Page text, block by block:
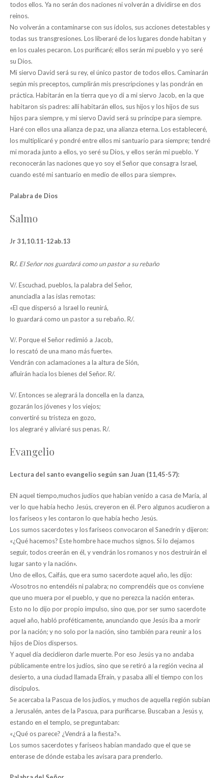
todos ellos. Ya no serán dos naciones ni volverán a dividirse en dos
reinos.
No volverán a contaminarse con sus ídolos, sus acciones detestables y
todas sus transgresiones. Los liberaré de los lugares donde habitan y
en los cuales pecaron. Los purificaré; ellos serán mi pueblo y yo seré
su Dios.
Mi siervo David será su rey, el único pastor de todos ellos. Caminarán
según mis preceptos, cumplirán mis prescripciones y las pondrán en
práctica. Habitarán en la tierra que yo di a mi siervo Jacob, en la que
habitaron sis padres: allí habitarán ellos, sus hijos y los hijos de sus
hijos para siempre, y mi siervo David será su príncipe para siempre.
Haré con ellos una alianza de paz, una alianza eterna. Los estableceré,
los multiplicaré y pondré entre ellos mi santuario para siempre; tendré
mi morada junto a ellos, yo seré su Dios, y ellos serán mi pueblo. Y
reconocerán las naciones que yo soy el Señor que consagra Israel,
cuando esté mi santuario en medio de ellos para siempre».
Palabra de Dios
Salmo
Jr 31,10.11-12ab.13
R/. El Señor nos guardará como un pastor a su rebaño
V/. Escuchad, pueblos, la palabra del Señor,
anunciadla a las islas remotas:
«El que dispersó a Israel lo reunirá,
lo guardará como un pastor a su rebaño. R/.
V/. Porque el Señor redimió a Jacob,
lo rescató de una mano más fuerte».
Vendrán con aclamaciones a la altura de Sión,
afluirán hacia los bienes del Señor. R/.
V/. Entonces se alegrará la doncella en la danza,
gozarán los jóvenes y los viejos;
convertiré su tristeza en gozo,
los alegraré y aliviaré sus penas. R/.
Evangelio
Lectura del santo evangelio según san Juan (11,45-57):
EN aquel tiempo,muchos judíos que habían venido a casa de María, al
ver lo que había hecho Jesús, creyeron en él. Pero algunos acudieron a
los fariseos y les contaron lo que había hecho Jesús.
Los sumos sacerdotes y los fariseos convocaron el Sanedrín y dijeron:
«¿Qué hacemos? Este hombre hace muchos signos. Si lo dejamos
seguir, todos creerán en él, y vendrán los romanos y nos destruirán el
lugar santo y la nación».
Uno de ellos, Caifás, que era sumo sacerdote aquel año, les dijo:
«Vosotros no entendéis ni palabra; no comprendéis que os conviene
que uno muera por el pueblo, y que no perezca la nación entera».
Esto no lo dijo por propio impulso, sino que, por ser sumo sacerdote
aquel año, habló proféticamente, anunciando que Jesús iba a morir
por la nación; y no solo por la nación, sino también para reunir a los
hijos de Dios dispersos.
Y aquel día decidieron darle muerte. Por eso Jesús ya no andaba
públicamente entre los judíos, sino que se retiró a la región vecina al
desierto, a una ciudad llamada Efraín, y pasaba allí el tiempo con los
discípulos.
Se acercaba la Pascua de los judíos, y muchos de aquella región subían
a Jerusalén, antes de la Pascua, para purificarse. Buscaban a Jesús y,
estando en el templo, se preguntaban:
«¿Qué os parece? ¿Vendrá a la fiesta?».
Los sumos sacerdotes y fariseos habían mandado que el que se
enterase de dónde estaba les avisara para prenderlo.